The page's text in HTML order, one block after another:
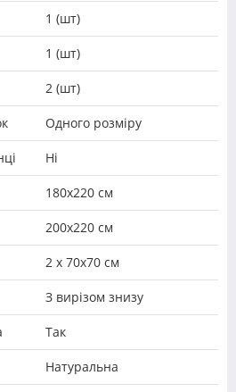
1 (шт)
1 (шт)
2 (шт)
Одного розміру
Ні
180х220 см
200х220 см
2 х 70х70 см
З вирізом знизу
Так
Натуральна